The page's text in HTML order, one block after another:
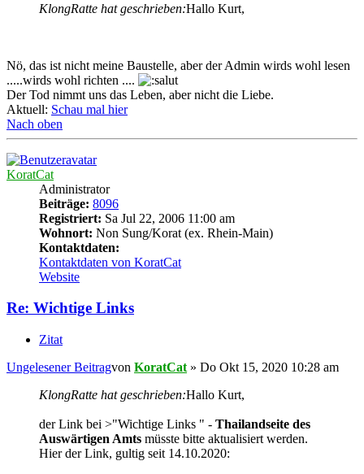
KlongRatte hat geschrieben:Hallo Kurt,
Nö, das ist nicht meine Baustelle, aber der Admin wirds wohl lesen
.....wirds wohl richten ....
Der Tod nimmt uns das Leben, aber nicht die Liebe.
Aktuell: Schau mal hier
Nach oben
KoratCat
Administrator
Beiträge: 8096
Registriert: Sa Jul 22, 2006 11:00 am
Wohnort: Non Sung/Korat (ex. Rhein-Main)
Kontaktdaten:
Kontaktdaten von KoratCat
Website
Re: Wichtige Links
Zitat
Ungelesener Beitragvon KoratCat » Do Okt 15, 2020 10:28 am
KlongRatte hat geschrieben:Hallo Kurt,
der Link bei >"Wichtige Links " - Thailandseite des
Auswärtigen Amts müsste bitte aktualisiert werden.
Hier der Link, gultig seit 14.10.2020: